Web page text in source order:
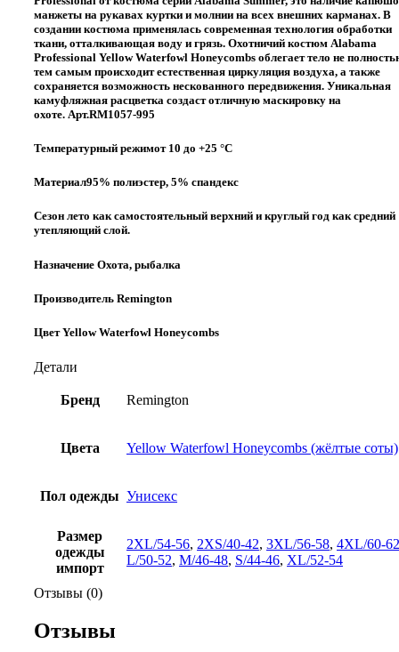
манжеты на рукавах куртки и молнии на всех внешних карманах. В
создании костюма применялась современная технология обработки
ткани, отталкивающая воду и грязь. Охотничий костюм Alabama
Professional Yellow Waterfowl Honeycombs облегает тело не
тем самым происходит естественная циркуляция воздуха, а также
сохраняется возможность нескованного передвижения. Уникальная
камуфляжная расцветка создаст отличную маскировку на
охоте. Арт.RM1057-995
Температурный режимот 10 до +25 °C
Материал95% полиэстер, 5% спандекс
Сезон лето как самостоятельный верхний и круглый год как средний
утепляющий слой.
Назначение Охота, рыбалка
Производитель Remington
Цвет Yellow Waterfowl Honeycombs
Детали
Бренд Remington
Цвета Yellow Waterfowl Honeycombs (жёлтые соты)
Пол одежды Унисекс
Размер
одежды
импорт
2XL/54-56, 2XS/40-42, 3XL/56-58, 4XL/60-62
L/50-52, M/46-48, S/44-46, XL/52-54
Отзывы (0)
Отзывы